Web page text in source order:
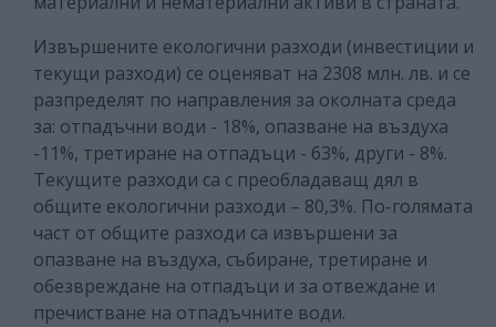
Извършените екологични разходи (инвестиции и
текущи разходи) се оценяват на 2308 млн. лв. и се
разпределят по направления за околната среда
за: отпадъчни води - 18%, опазване на въздуха
-11%, третиране на отпадъци - 63%, други - 8%.
Текущите разходи са с преобладаващ дял в
общите екологични разходи – 80,3%. По-голямата
част от общите разходи са извършени за
опазване на въздуха, събиране, третиране и
обезвреждане на отпадъци и за отвеждане и
пречистване на отпадъчните води.